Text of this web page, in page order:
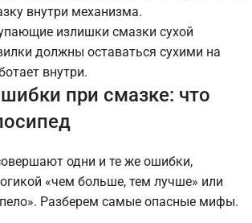
внутри механизма.
излишки смазки сухой
должны оставаться сухими на
внутри.
при смазке: что
одни и те же ошибки,
«чем больше, тем лучше» или
Разберем самые опасные мифы.